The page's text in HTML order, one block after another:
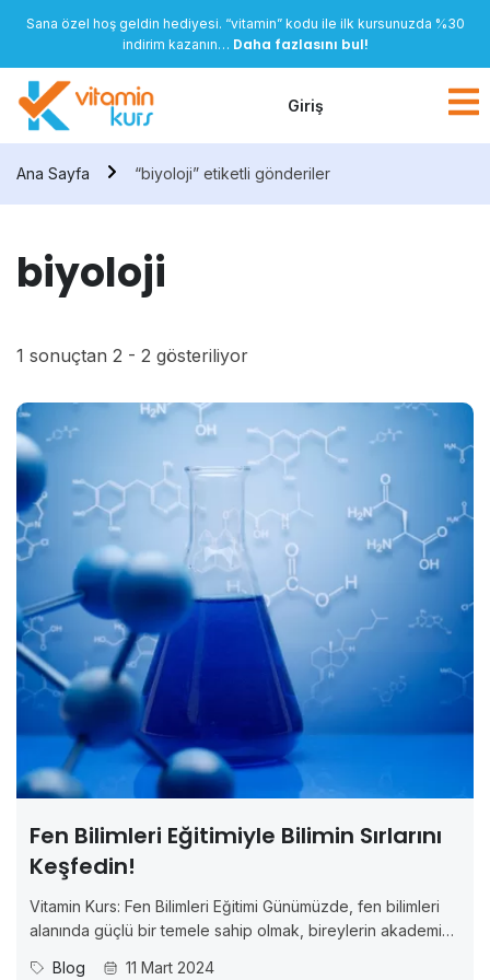
Sana özel hoş geldin hediyesi. “vitamin” kodu ile ilk kursunuzda %30
indirim kazanın… Daha fazlasını bul!
Giriş
Ana Sayfa “biyoloji” etiketli gönderiler
biyoloji
1 sonuçtan 2 - 2 gösteriliyor
Fen Bilimleri Eğitimiyle Bilimin Sırlarını
Keşfedin!
Vitamin Kurs: Fen Bilimleri Eğitimi Günümüzde, fen bilimleri
alanında güçlü bir temele sahip olmak, bireylerin akademik
Blog 11 Mart 2024